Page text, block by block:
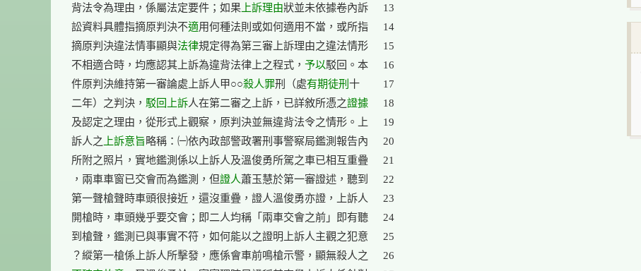
背法令為理由，係屬法定要件；如果上訴理由狀並未依據卷內訴
訟資料具體指摘原判決不適用何種法則或如何適用不當，或所指
摘原判決違法情事顯與法律規定得為第三審上訴理由之違法情形
不相適合時，均應認其上訴為違背法律上之程式， 予以駁回。本
件原判決維持第一審論處上訴人甲○○殺人罪刑（處有期徒刑 十
二年）之判決， 駁回上訴人在第二審之上訴，已詳敘所憑之證據
及認定之理由，從形式上觀察，原判決並無違背法令之情形。上
訴人之 上訴意旨略稱：㈠依內政部警政署刑事警察局鑑測報告內
所附之照片，實地鑑測係以上訴人及溫俊勇所駕之車已相互重疊
，兩車車窗已交會而為鑑測，但證人蕭玉慧於第一審證述，聽到
第一聲槍聲時車頭很接近，還沒重疊，證人溫俊勇亦證，上訴人
開槍時，車頭幾乎要交會；即二人均稱「兩車交會之前」即有聽
到槍聲，鑑測已與事實不符，如何能以之證明上訴人主觀之犯意
13
14
15
16
17
18
19
20
21
22
23
24
25
26